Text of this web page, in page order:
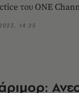
του ΟΝΕ
14:25